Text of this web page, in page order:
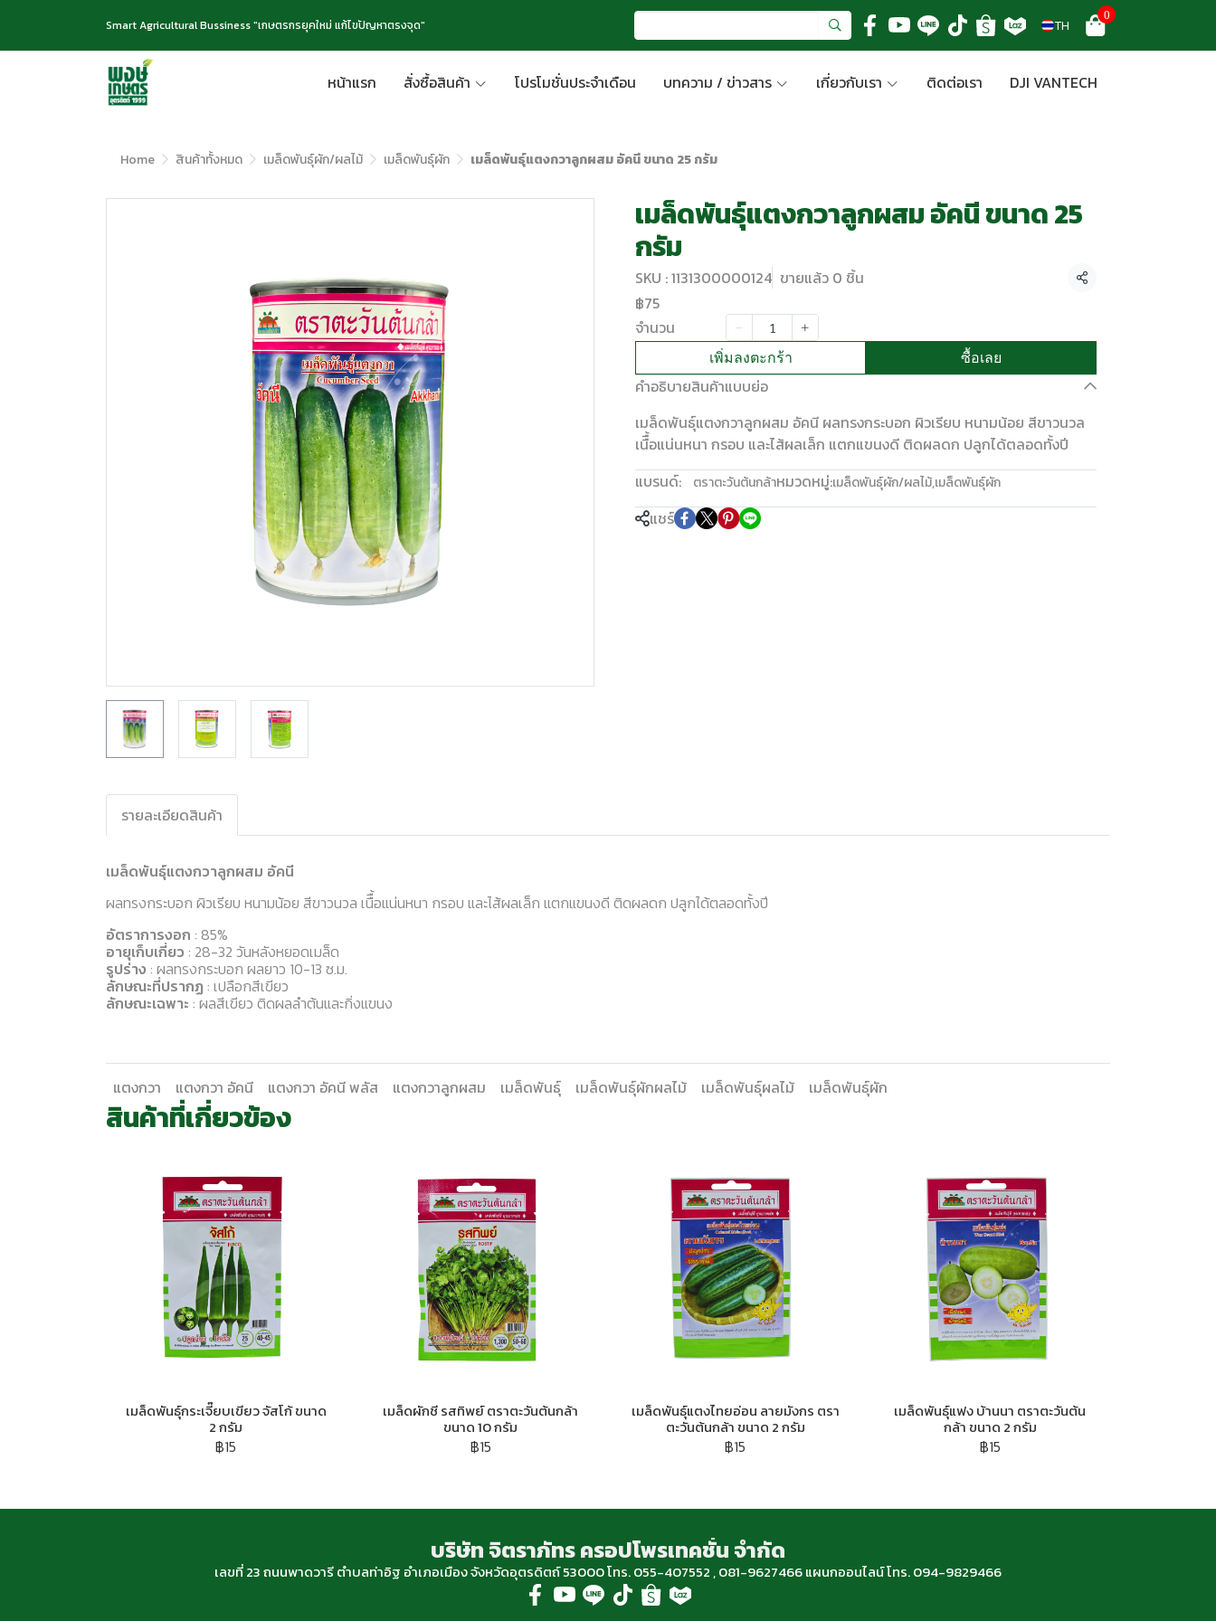
Smart Agricultural Bussiness "เกษตรกรยุคใหม่ แก้ไขปัญหาตรงจุด" TH
0
หน้าแรก สั่งซื้อสินค้า โปรโมชั่นประจำเดือน บทความ / ข่าวสาร เกี่ยวกับเรา ติดต่อเรา DJI VANTECH
Home สินค้าทั้งหมด เมล็ดพันธุ์ผัก/ผลไม้ เมล็ดพันธุ์ผัก เมล็ดพันธุ์แตงกวาลูกผสม อัคนี ขนาด 25 กรัม
เมล็ดพันธุ์แตงกวาลูกผสม อัคนี ขนาด 25
กรัม
SKU : 1131300000124 ขายแล้ว 0 ชิ้น แชร์
฿75
จำนวน
เพิ่มลงตะกร้า ซื้อเลย
คำอธิบายสินค้าแบบย่อ
เมล็ดพันธุ์แตงกวาลูกผสม อัคนี ผลทรงกระบอก ผิวเรียบ หนามน้อย สีขาวนวล
เนืื้อแน่นหนา กรอบ และไส้ผลเล็ก แตกแขนงดี ติดผลดก ปลูกได้ตลอดทั้งปี
แบรนด์:
ตราตะวันต้นกล้าหมวดหมู่:เมล็ดพันธุ์ผัก/ผลไม้,เมล็ดพันธุ์ผัก
แชร์
รายละเอียดสินค้า
เมล็ดพันธุ์แตงกวาลูกผสม อัคนี
ผลทรงกระบอก ผิวเรียบ หนามน้อย สีขาวนวล เนืื้อแน่นหนา กรอบ และไส้ผลเล็ก แตกแขนงดี ติดผลดก ปลูกได้ตลอดทั้งปี
อัตราการงอก : 85%
อายุเก็บเกี่ยว : 28-32 วันหลังหยอดเมล็ด
รูปร่าง : ผลทรงกระบอก ผลยาว 10-13 ซ.ม.
ลักษณะที่ปรากฏ : เปลือกสีเขียว
ลักษณะเฉพาะ : ผลสีเขียว ติดผลลำต้นและกิ่งแขนง
แตงกวา แตงกวา อัคนี แตงกวา อัคนี พลัส แตงกวาลูกผสม เมล็ดพันธุ์ เมล็ดพันธุ์ผักผลไม้ เมล็ดพันธุ์ผลไม้ เมล็ดพันธุ์ผัก
สินค้าที่เกี่ยวข้อง
เมล็ดพันธุ์กระเจี๊ยบเขียว จัสโก้ ขนาด
2 กรัม
฿15
เมล็ดผักชี รสทิพย์ ตราตะวันต้นกล้า
ขนาด 10 กรัม
฿15
เมล็ดพันธุ์แตงไทยอ่อน ลายมังกร ตรา
ตะวันต้นกล้า ขนาด 2 กรัม
฿15
เมล็ดพันธ์ุแฟง บ้านนา ตราตะวันต้น
กล้า ขนาด 2 กรัม
฿15
บริษัท จิตราภัทร ครอปโพรเทคชั่น จำกัด
เลขที่ 23 ถนนพาดวารี ตำบลท่าอิฐ อำเภอเมือง จังหวัดอุตรดิตถ์ 53000 โทร. 055-407552 , 081-9627466 แผนกออนไลน์ โทร. 094-9829466